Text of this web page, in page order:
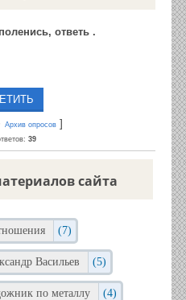
ответь .
Архив опросов]
39
сайта
(7)
Васильев (5)
по металлу (4)